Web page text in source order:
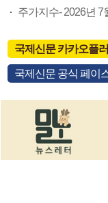
주가지수- 2026년 7
국제신문 카카오플
국제신문 공식 페이